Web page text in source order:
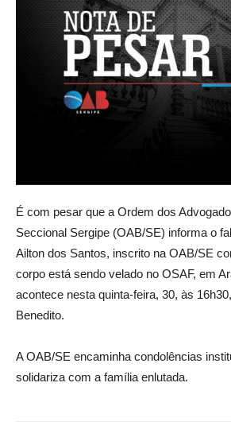
É com pesar que a Ordem dos
Seccional Sergipe (OAB/SE) informa o
Ailton dos Santos, inscrito na OAB/SE
corpo está sendo velado no OSAF, em
acontece nesta quinta-feira, 30, às
Benedito.
A OAB/SE encaminha condolências
solidariza com a família enlutada.